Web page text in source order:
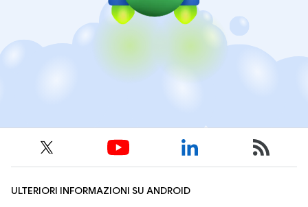
ULTERIORI INFORMAZIONI SU ANDROID